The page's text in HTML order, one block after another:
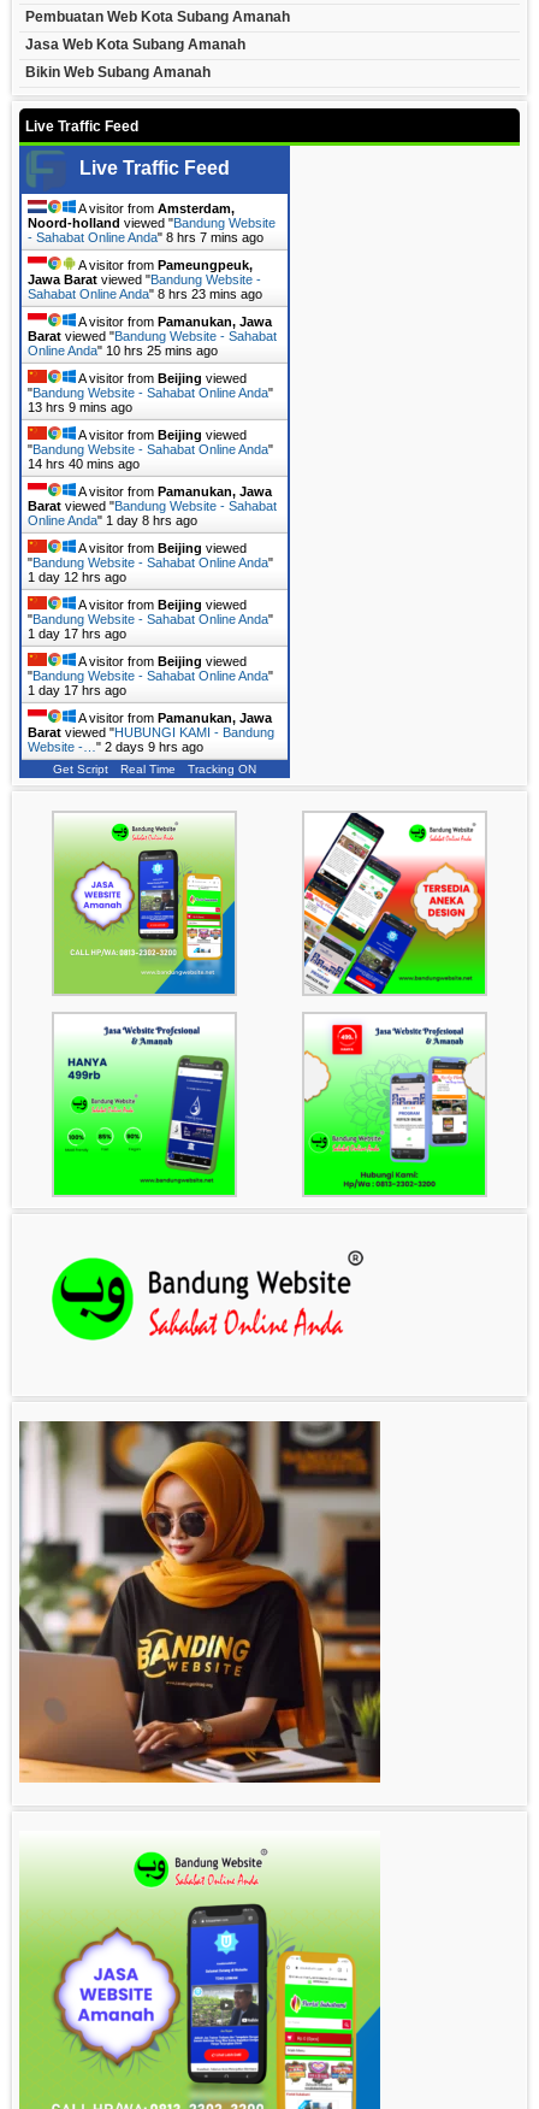
Pembuatan Web Kota Subang Amanah
Jasa Web Kota Subang Amanah
Bikin Web Subang Amanah
Live Traffic Feed
Live Traffic Feed
A visitor from Amsterdam,
Noord-holland viewed "Bandung Website
- Sahabat Online Anda" 8 hrs 7 mins ago
A visitor from Pameungpeuk,
Jawa Barat viewed "Bandung Website -
Sahabat Online Anda" 8 hrs 23 mins ago
A visitor from Pamanukan, Jawa
Barat viewed "Bandung Website - Sahabat
Online Anda" 10 hrs 26 mins ago
A visitor from Beijing viewed
"Bandung Website - Sahabat Online Anda"
13 hrs 9 mins ago
A visitor from Beijing viewed
"Bandung Website - Sahabat Online Anda"
14 hrs 40 mins ago
A visitor from Pamanukan, Jawa
Barat viewed "Bandung Website - Sahabat
Online Anda" 1 day 8 hrs ago
A visitor from Beijing viewed
"Bandung Website - Sahabat Online Anda"
1 day 12 hrs ago
A visitor from Beijing viewed
"Bandung Website - Sahabat Online Anda"
1 day 17 hrs ago
A visitor from Beijing viewed
"Bandung Website - Sahabat Online Anda"
1 day 17 hrs ago
A visitor from Pamanukan, Jawa
Barat viewed "HUBUNGI KAMI - Bandung
Website -… " 2 days 9 hrs ago
Get Script Real Time Tracking ON